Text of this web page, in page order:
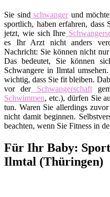
Sie sind schwangerund
sportlich, haben erfahren, dass
jetzt, wie sich Ihre
es Ihr Arzt nicht anders
Nachricht: Sie können nicht nur
Das bedeutet, Sie können
Schwangere in Ilmtal
wichtig, dass Sie fit bleiben.
vor derSchwangerschaft
Schwimmen, etc.), dürfen Sie
tun. Waren Sie allerdings
nicht damit beginnen.
beachten, wenn Sie Fitness in
Für Ihr Baby:
Ilmtal (Thüringen)